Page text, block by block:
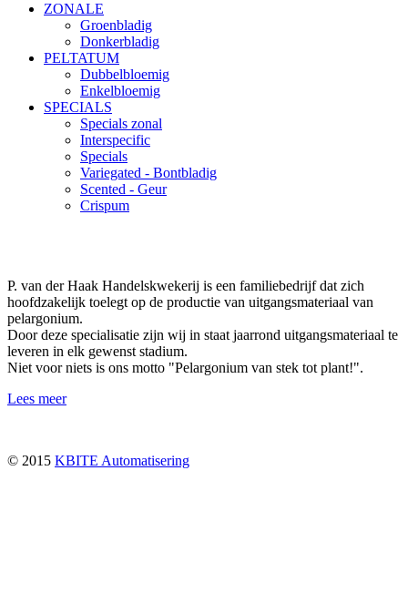
ZONALE
Groenbladig
Donkerbladig
PELTATUM
Dubbelbloemig
Enkelbloemig
SPECIALS
Specials zonal
Interspecific
Specials
Variegated - Bontbladig
Scented - Geur
Crispum
P. van der Haak Handelskwekerij is een familiebedrijf dat zich
hoofdzakelijk toelegt op de productie van uitgangsmateriaal van
pelargonium.
Door deze specialisatie zijn wij in staat jaarrond uitgangsmateriaal te
leveren in elk gewenst stadium.
Niet voor niets is ons motto "Pelargonium van stek tot plant!".
Lees meer
© 2015 KBITE Automatisering